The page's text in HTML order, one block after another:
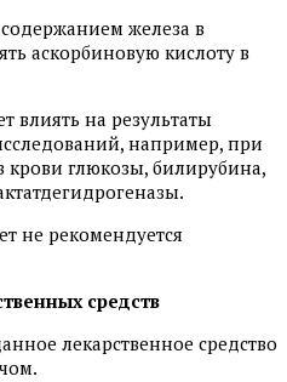
железа в
аскорбиновую кислоту в
влиять на результаты
например, при
глюкозы, билирубина,
не рекомендуется
средств
лекарственное средство